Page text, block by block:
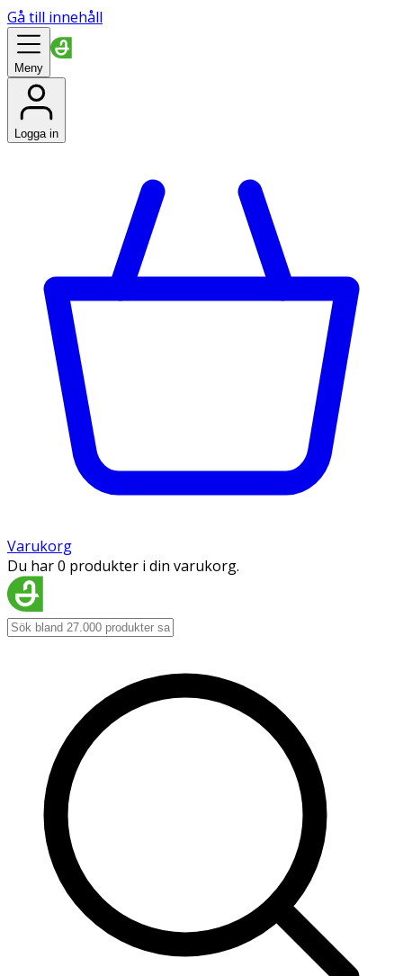
Gå till innehåll
Meny
Logga in
Varukorg
Du har 0 produkter i din varukorg.